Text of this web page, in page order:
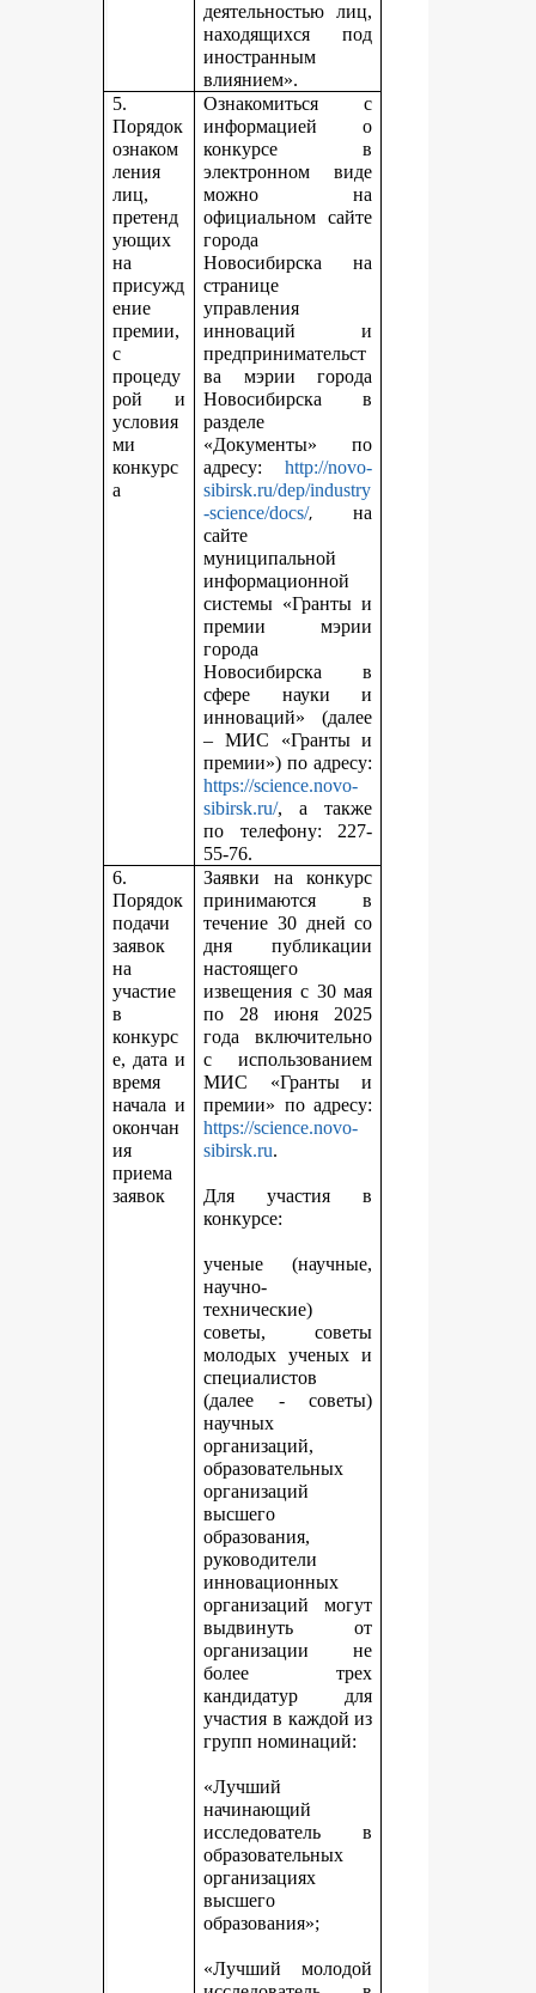
деятельностью лиц,
находящихся под
иностранным
влиянием».
5.
Порядок
ознаком
ления
лиц,
претенд
ующих
на
присужд
ение
премии,
с
процеду
рой и
условия
ми
конкурс
а
Ознакомиться с
информацией о
конкурсе в
электронном виде
можно на
официальном сайте
города
Новосибирска на
странице
управления
инноваций и
предпринимательст
ва мэрии города
Новосибирска в
разделе
«Документы» по
адресу:http://novo-
sibirsk.ru/dep/industry
-science/docs/,на
сайте
муниципальной
информационной
системы «Гранты и
премии мэрии
города
Новосибирска в
сфере науки и
инноваций» (далее
– МИС «Гранты и
премии») по адресу:
https://science.novo-
sibirsk.ru/, а также
по телефону: 227-
55-76.
6.
Порядок
подачи
заявок
на
участие
в
конкурс
е, дата и
время
начала и
окончан
ия
приема
заявок
Заявки на конкурс
принимаются в
течение 30 дней со
дня публикации
настоящего
извещения с 30 мая
по 28 июня 2025
года включительно
с использованием
МИС «Гранты и
премии» по адресу:
https://science.novo-
sibirsk.ru.
Для участия в
конкурсе:
ученые (научные,
научно-
технические)
советы, советы
молодых ученых и
специалистов
(далее - советы)
научных
организаций,
образовательных
организаций
высшего
образования,
руководители
инновационных
организаций могут
выдвинуть от
организации не
более трех
кандидатур для
участия в каждой из
групп номинаций:
«Лучший
начинающий
исследователь в
образовательных
организациях
высшего
образования»;
«Лучший молодой